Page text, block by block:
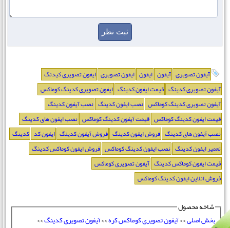
آیفون تصویری آیفون ایفون ایفون تصویری ایفون تصویری کیدنگ
آیفون تصویری کدینگ قیمت ایفون کدینگ ایفون تصویری کدینگ کوماکس
آیفون تصویری کدینگ کوماکس نصب ایفون کدینگ نصب آیفون کدینگ
قیمت ایفون کدینگ کوماکس قیمت آیفون کدینگ کوماکس نصب ایفون های کدینگ
نصب آیفون های کدینگ فروش ایفون کدینگ فروش آیفون کدینگ ایفون کد کدینگ
تعمیر ایفون کدینگ نصب ایفون کدینگ کوماکس فروش ایفون کوماکس کدینگ
قیمت ایفون کوماکس کدینگ آیفون تصویری کوماکس
فروش انلاین ایفون کدینگ کوماکس
شاخه محصول
بخش اصلی
آیفون تصویری کوماکس کره>>آیفون تصویری کدینگ>>